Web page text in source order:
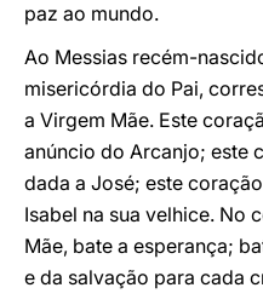
paz ao mundo.
Ao Messias recém-
misericórdia do Pai,
a Virgem Mãe. Este
anúncio do Arcanjo; este
dada a José; este
Isabel na sua velhice. No
Mãe, bate a esperança;
e da salvação para cada